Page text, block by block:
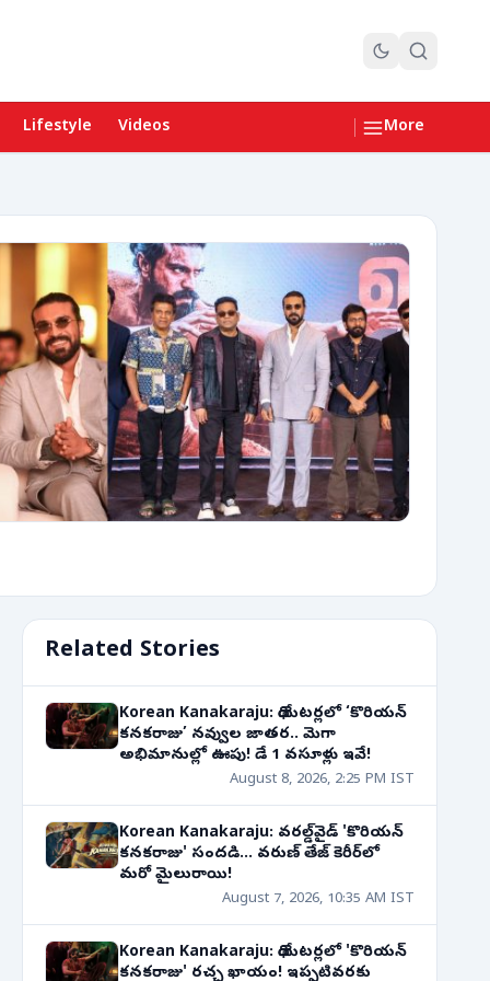
Lifestyle Videos More
Related Stories
Korean Kanakaraju: థియేటర్లలో ‘కొరియన్
కనకరాజు’ నవ్వుల జాతర.. మెగా
అభిమానుల్లో ఊపు! డే 1 వసూళ్లు ఇవే!
August 8, 2026, 2:25 PM IST
Korean Kanakaraju: వరల్డ్‌వైడ్ 'కొరియన్
కనకరాజు' సందడి... వరుణ్ తేజ్ కెరీర్‌లో
మరో మైలురాయి!
August 7, 2026, 10:35 AM IST
Korean Kanakaraju: థియేటర్లలో 'కొరియన్
కనకరాజు' రచ్చ ఖాయం! ఇప్పటివరకు